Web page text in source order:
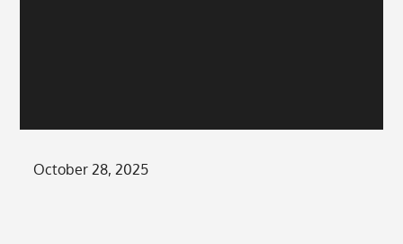
Posted
October 28, 2025